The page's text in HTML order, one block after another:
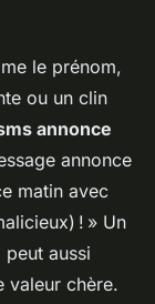
le prénom,
ou un clin
annonce
annonce
matin avec
! » Un
peut aussi
valeur chère.